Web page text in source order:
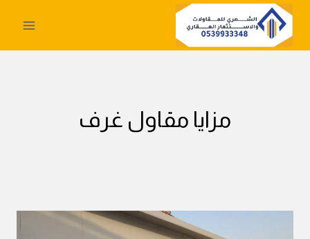
التجاوز
المحتوى
مزايا مقاول غرف